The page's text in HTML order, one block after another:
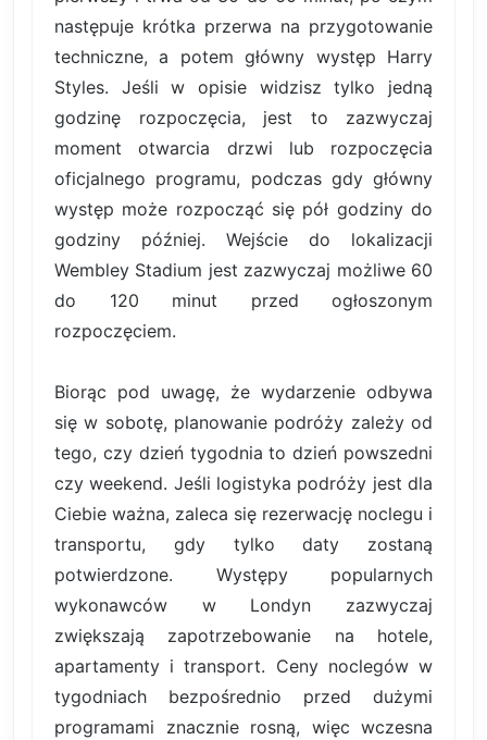
następuje krótka przerwa na przygotowanie
techniczne, a potem główny występ Harry
Styles. Jeśli w opisie widzisz tylko jedną
godzinę rozpoczęcia, jest to zazwyczaj
moment otwarcia drzwi lub rozpoczęcia
oficjalnego programu, podczas gdy główny
występ może rozpocząć się pół godziny do
godziny później. Wejście do lokalizacji
Wembley Stadium jest zazwyczaj możliwe 60
do 120 minut przed ogłoszonym
rozpoczęciem.
Biorąc pod uwagę, że wydarzenie odbywa
się w sobotę, planowanie podróży zależy od
tego, czy dzień tygodnia to dzień powszedni
czy weekend. Jeśli logistyka podróży jest dla
Ciebie ważna, zaleca się rezerwację noclegu i
transportu, gdy tylko daty zostaną
potwierdzone. Występy popularnych
wykonawców w Londyn zazwyczaj
zwiększają zapotrzebowanie na hotele,
apartamenty i transport. Ceny noclegów w
tygodniach bezpośrednio przed dużymi
programami znacznie rosną, więc wczesna